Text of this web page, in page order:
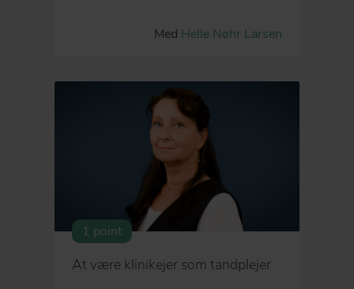
Med Helle Nøhr Larsen
1 point
At være klinikejer som tandplejer